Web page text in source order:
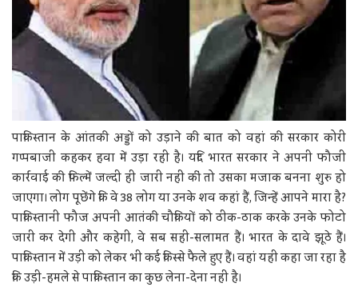
पाकिस्तान के आंतकी अड्डों को उड़ाने की बात को वहां की सरकार कोरी
गप्पबाजी कहकर हवा में उड़ा रही है। यदि भारत सरकार ने अपनी फौजी
कार्रवाई की फिल्में जल्दी ही जारी नहीं कीं तो उसका मजाक बनना शुरु हो
जाएगा। लोग पूछेंगे कि वे 38 लोग या उनके शव कहां हैं, जिन्हें आपने मारा है?
पाकिस्तानी फौज अपनी आतंकी चौकियों को ठीक-ठाक करके उनके फोटो
जारी कर देगी और कहेगी, वे सब सही-सलामत हैं। भारत के दावे झूठे हैं।
पाकिस्तान में उड़ी को लेकर भी कई किस्से फैले हुए हैं। वहां यही कहा जा रहा है
कि उड़ी-हमले से पाकिस्तान का कुछ लेना-देना नहीं है।